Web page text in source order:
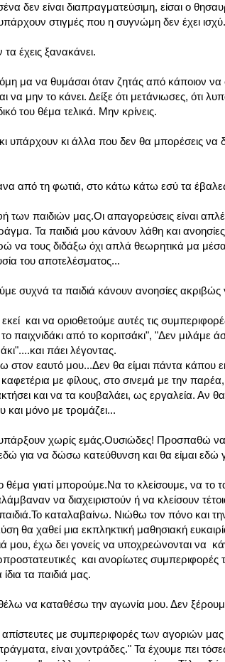
δεν είναι διαπραγματεύσιμη, είσαι ο
στιγμές που η συγνώμη δεν έχει ισχύ.
έχεις ξανακάνει.
μα να θυμάσαι όταν ζητάς από κάποιον να
να μην το κάνει. Δείξε ότι μετάνιωσες, ότι
του θέμα τελικά. Μην κρίνεις.
υπάρχουν κι άλλα που δεν θα μπορέσεις να
από τη φωτιά, στο κάτω κάτω εσύ τα
των παιδιών μας.Οι απαγορεύσεις είναι
Τα παιδιά μου κάνουν λάθη και
να τους διδάξω όχι απλά θεωρητικά μα
του αποτελέσματος...
συχνά τα παιδιά κάνουν ανοησίες
και να οριοθετούμε αυτές τις
από το κοριτσάκι", "Δεν μιλάμε
πάει λέγοντας.
εαυτό μου...Δεν θα είμαι πάντα κάπου
καφετέρια με φίλους, στο σινεμά με την
και να τα κουβαλάει, ως εργαλεία. Αν θα
μόνο με τρομάζει...
χωρίς εμάς.Ουσιώδες! Προσπαθώ
για να δώσω κατεύθυνση και θα είμαι εδώ
γιατί μπορούμε.Να το κλείσουμε, να το
να διαχειριστούν ή να κλείσουν
καταλαβαίνω. Νιώθω τον πόνο και
χαθεί μια εκπληκτική μαθησιακή
μου, έχω δει γονείς να υποχρεώνονται να
και ανορίωτες
τα παιδιά μας.
να καταθέσω την αγωνία μου. Δεν ξέρουμε
απίστευτες με συμπεριφορές των αγοριών
είναι χοντράδες." Τα έχουμε πει